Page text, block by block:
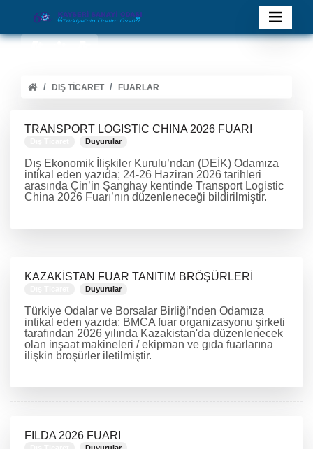
DIŞ TICARET FUARLAR
TRANSPORT LOGISTIC CHINA 2026 FUARI
Duyurular
Dış Ekonomik İlişkiler Kurulu’ndan (DEİK) Odamıza
intikal eden yazıda; 24-26 Haziran 2026 tarihleri
arasında Çin’in Şanghay kentinde Transport Logistic
China 2026 Fuarı’nın düzenleneceği bildirilmiştir.
KAZAKİSTAN FUAR TANITIM BRÖŞÜRLERİ
Duyurular
Türkiye Odalar ve Borsalar Birliği’nden Odamıza
intikal eden yazıda; BMCA fuar organizasyonu şirketi
tarafından 2026 yılında Kazakistan'da düzenlenecek
olan inşaat makineleri / ekipman ve gıda fuarlarına
ilişkin broşürler iletilmiştir.
FILDA 2026 FUARI